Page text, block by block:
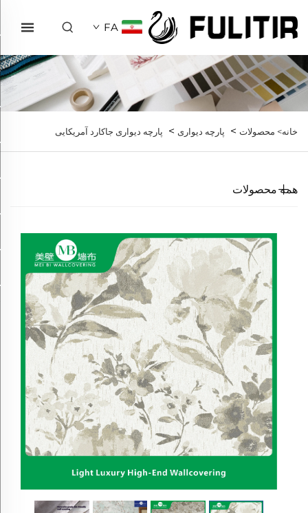
FA
خانه> محصولات > پارچه دیواری > پارچه دیواری جاکارد آمریکایی
همه محصولات